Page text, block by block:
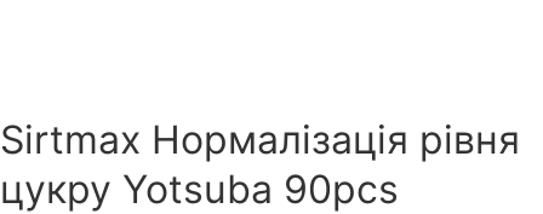
Sirtmax Нормалізація рівня
цукру Yotsuba 90pcs